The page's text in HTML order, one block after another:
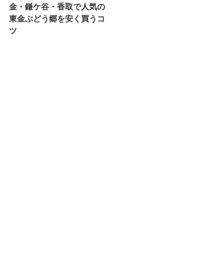
金・鎌ケ谷・香取で人気の
東金ぶどう郷を安く買うコ
ツ